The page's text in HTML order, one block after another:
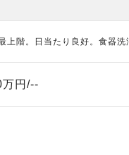
階。日当たり良好。食器洗
万円/--